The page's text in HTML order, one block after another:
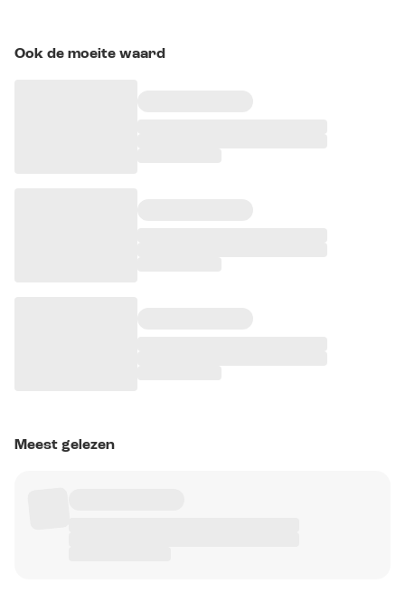
Ook de moeite waard
Meest gelezen